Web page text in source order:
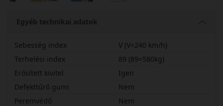
Egyéb technikai adatok
Sebesség index
V (V=240 km/h)
Terhelési index
89 (89=580kg)
Erősített kivitel
Igen
Defekttűrő gumi
Nem
Peremvédő
Nem